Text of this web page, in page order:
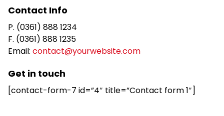
Contact Info
P. (0361) 888 1234
F. (0361) 888 1235
Email: contact@yourwebsite.com
Get in touch
[contact-form-7 id=”4″ title=”Contact form 1″]